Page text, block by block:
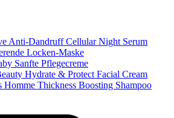
Anti-Dandruff Cellular Night Serum
Locken-Maske
Sanfte Pflegecreme
Hydrate & Protect Facial Cream
Homme Thickness Boosting Shampoo